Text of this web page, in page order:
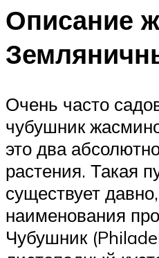
Описание
Очень часто
чубушник
это два
растения. Такая
существует
наименования
Чубушник